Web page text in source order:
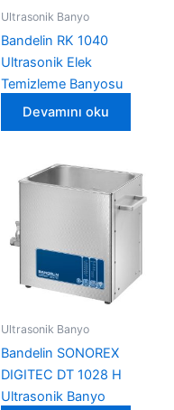
Ultrasonik Banyo
Bandelin RK 1040
Ultrasonik Elek
Temizleme Banyosu
Devamını oku
Ultrasonik Banyo
Bandelin SONOREX
DIGITEC DT 1028 H
Ultrasonik Banyo